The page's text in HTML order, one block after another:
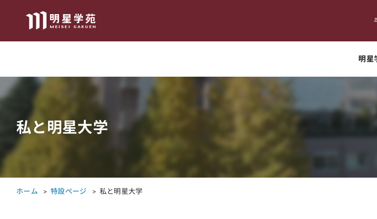
明星
私と明星大学
ホーム 特設ページ 私と明星大学